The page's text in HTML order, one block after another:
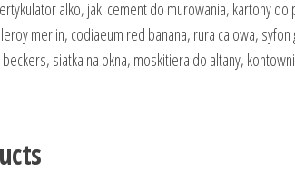
alko, jaki cement do murowania, kartony
merlin, codiaeum red banana, rura calowa,
siatka na okna, moskitiera do altany,